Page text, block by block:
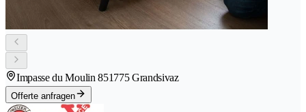
Impasse du Moulin 851775 Grandsivaz
Offerte anfragen